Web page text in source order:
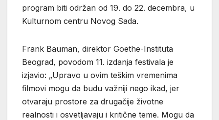
program biti održan od 19. do 22. decembra, u
Kulturnom centru Novog Sada.
Frank Bauman, direktor Goethe-Instituta
Beograd, povodom 11. izdanja festivala je
izjavio: „Upravo u ovim teškim vremenima
filmovi mogu da budu važniji nego ikad, jer
otvaraju prostore za drugačije životne
realnosti i osvetljavaju i kritične teme. Mogu da